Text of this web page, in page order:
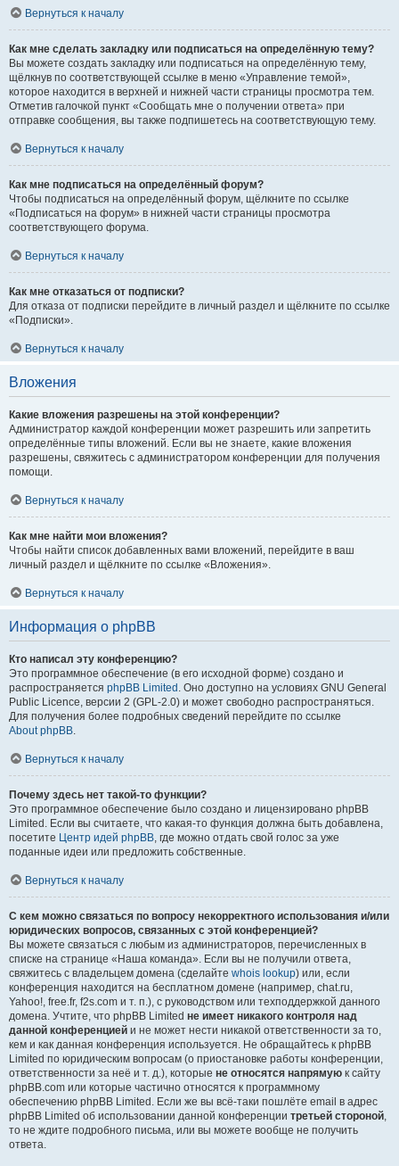
Вернуться к началу
Как мне сделать закладку или подписаться на определённую тему?
Вы можете создать закладку или подписаться на определённую тему,
щёлкнув по соответствующей ссылке в меню «Управление темой»,
которое находится в верхней и нижней части страницы просмотра тем.
Отметив галочкой пункт «Сообщать мне о получении ответа» при
отправке сообщения, вы также подпишетесь на соответствующую тему.
Вернуться к началу
Как мне подписаться на определённый форум?
Чтобы подписаться на определённый форум, щёлкните по ссылке
«Подписаться на форум» в нижней части страницы просмотра
соответствующего форума.
Вернуться к началу
Как мне отказаться от подписки?
Для отказа от подписки перейдите в личный раздел и щёлкните по ссылке
«Подписки».
Вернуться к началу
Вложения
Какие вложения разрешены на этой конференции?
Администратор каждой конференции может разрешить или запретить
определённые типы вложений. Если вы не знаете, какие вложения
разрешены, свяжитесь с администратором конференции для получения
помощи.
Вернуться к началу
Как мне найти мои вложения?
Чтобы найти список добавленных вами вложений, перейдите в ваш
личный раздел и щёлкните по ссылке «Вложения».
Вернуться к началу
Информация о phpBB
Кто написал эту конференцию?
Это программное обеспечение (в его исходной форме) создано и
распространяется phpBB Limited . Оно доступно на условиях GNU General
Public Licence, версии 2 (GPL-2.0) и может свободно распространяться.
Для получения более подробных сведений перейдите по ссылке
About phpBB.
Вернуться к началу
Почему здесь нет такой-то функции?
Это программное обеспечение было создано и лицензировано phpBB
Limited. Если вы считаете, что какая-то функция должна быть добавлена,
посетите Центр идей phpBB, где можно отдать свой голос за уже
поданные идеи или предложить собственные.
Вернуться к началу
С кем можно связаться по вопросу некорректного использования и/или
юридических вопросов, связанных с этой конференцией?
Вы можете связаться с любым из администраторов, перечисленных в
списке на странице «Наша команда». Если вы не получили ответа,
свяжитесь с владельцем домена (сделайте whois lookup) или, если
конференция находится на бесплатном домене (например, chat.ru,
Yahoo!, free.fr, f2s.com и т. п.), с руководством или техподдержкой данного
домена. Учтите, что phpBB Limited не имеет никакого контроля над
данной конференцией и не может нести никакой ответственности за то,
кем и как данная конференция используется. Не обращайтесь к phpBB
Limited по юридическим вопросам (о приостановке работы конференции,
ответственности за неё и т. д.), которые не относятся напрямую к сайту
phpBB.com или которые частично относятся к программному
обеспечению phpBB Limited. Если же вы всё-таки пошлёте email в адрес
phpBB Limited об использовании данной конференции третьей стороной,
то не ждите подробного письма, или вы можете вообще не получить
ответа.